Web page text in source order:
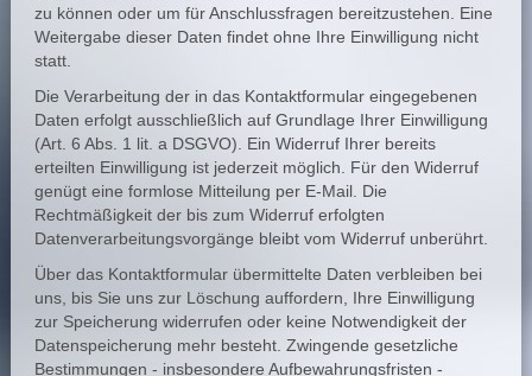
zu können oder um für Anschlussfragen bereitzustehen. Eine
Weitergabe dieser Daten findet ohne Ihre Einwilligung nicht
statt.
Die Verarbeitung der in das Kontaktformular eingegebenen
Daten erfolgt ausschließlich auf Grundlage Ihrer Einwilligung
(Art. 6 Abs. 1 lit. a DSGVO). Ein Widerruf Ihrer bereits
erteilten Einwilligung ist jederzeit möglich. Für den Widerruf
genügt eine formlose Mitteilung per E-Mail. Die
Rechtmäßigkeit der bis zum Widerruf erfolgten
Datenverarbeitungsvorgänge bleibt vom Widerruf unberührt.
Über das Kontaktformular übermittelte Daten verbleiben bei
uns, bis Sie uns zur Löschung auffordern, Ihre Einwilligung
zur Speicherung widerrufen oder keine Notwendigkeit der
Datenspeicherung mehr besteht. Zwingende gesetzliche
Bestimmungen - insbesondere Aufbewahrungsfristen -